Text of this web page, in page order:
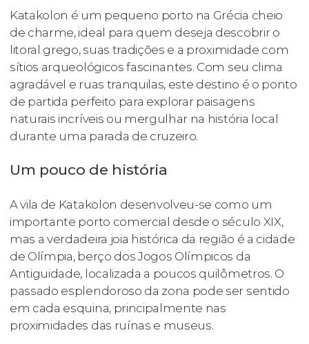
Katakolon é um pequeno porto na Grécia cheio
de charme, ideal para quem deseja descobrir o
litoral grego, suas tradições e a proximidade com
sítios arqueológicos fascinantes. Com seu clima
agradável e ruas tranquilas, este destino é o ponto
de partida perfeito para explorar paisagens
naturais incríveis ou mergulhar na história local
durante uma parada de cruzeiro.
Um pouco de história
A vila de Katakolon desenvolveu-se como um
importante porto comercial desde o século XIX,
mas a verdadeira joia histórica da região é a cidade
de Olímpia, berço dos Jogos Olímpicos da
Antiguidade, localizada a poucos quilômetros. O
passado esplendoroso da zona pode ser sentido
em cada esquina, principalmente nas
proximidades das ruínas e museus.